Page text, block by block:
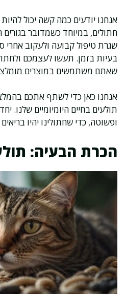
אנחנו יודעים כמה קשה יכול
חתולים, במיוחד כשמדובר
שגרת טיפול קבועה ולעקוב אחרי
בעיות בזמן. תעשו לעצמכם
שאתם משתמשים במוצרים
אנחנו כאן כדי לשתף אתכם
תולעים בחיים היומיומיים שלנו.
ופשוטה, כדי שחתולינו יהיו
הכרת הבעיה: